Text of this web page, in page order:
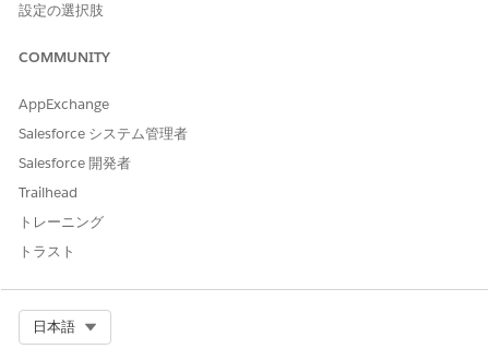
設定の選択肢
COMMUNITY
AppExchange
Salesforce システム管理者
Salesforce 開発者
Trailhead
トレーニング
トラスト
日本語